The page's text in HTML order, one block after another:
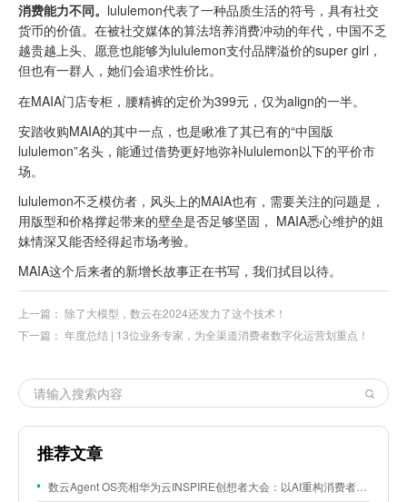
消费能力不同。 lululemon代表了一种品质生活的符号，具有社交
货币的价值。在被社交媒体的算法培养消费冲动的年代，中国不乏
越贵越上头、愿意也能够为lululemon支付品牌溢价的super girl，
但也有一群人，她们会追求性价比。
在MAIA门店专柜，腰精裤的定价为399元，仅为align的一半。
安踏收购MAIA的其中一点，也是瞅准了其已有的“中国版
lululemon”名头，能通过借势更好地弥补lululemon以下的平价市
场。
lululemon不乏模仿者，风头上的MAIA也有，需要关注的问题是，
用版型和价格撑起带来的壁垒是否足够坚固， MAIA悉心维护的姐
妹情深又能否经得起市场考验。
MAIA这个后来者的新增长故事正在书写，我们拭目以待。
上一篇： 除了大模型，数云在2024还发力了这个技术！
下一篇： 年度总结 | 13位业务专家，为全渠道消费者数字化运营划重点！
推荐文章
数云Agent OS亮相华为云INSPIRE创想者大会：以AI重构消费者运营与零售营销新范式